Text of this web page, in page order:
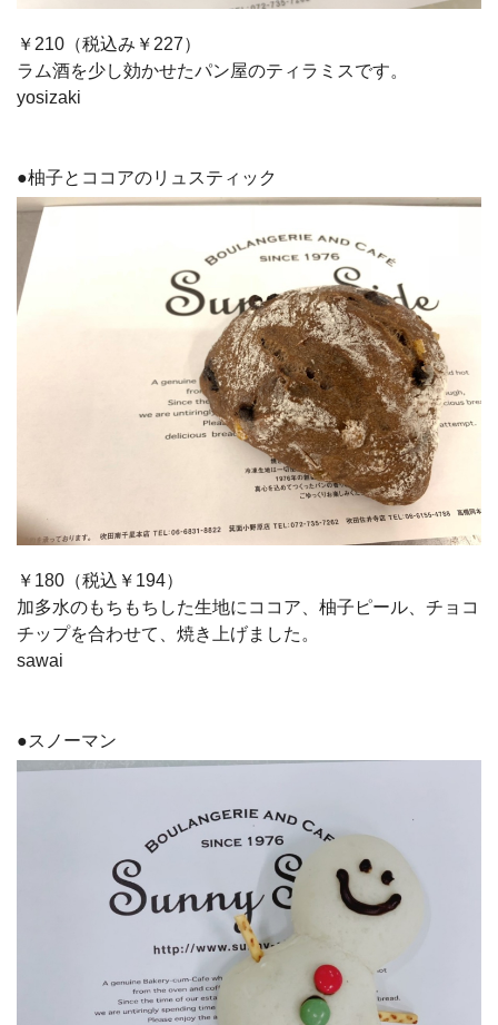
￥210（税込み￥227）
ラム酒を少し効かせたパン屋のティラミスです。
yosizaki
●柚子とココアのリュスティック
￥180（税込￥194）
加多水のもちもちした生地にココア、柚子ピール、チョコ
チップを合わせて、焼き上げました。
sawai
●スノーマン